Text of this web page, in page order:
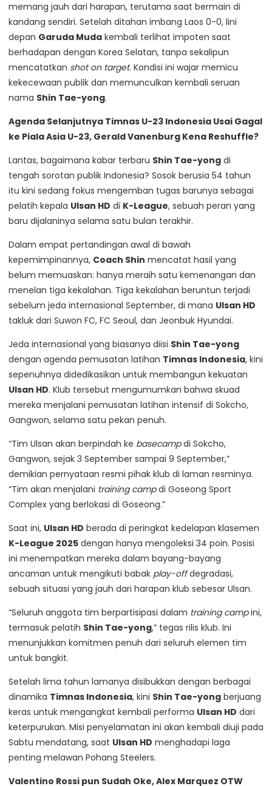
memang jauh dari harapan, terutama saat bermain di
kandang sendiri. Setelah ditahan imbang Laos 0-0, lini
depan Garuda Muda kembali terlihat impoten saat
berhadapan dengan Korea Selatan, tanpa sekalipun
mencatatkan shot on target. Kondisi ini wajar memicu
kekecewaan publik dan memunculkan kembali seruan
nama Shin Tae-yong.
Agenda Selanjutnya Timnas U-23 Indonesia Usai Gagal
ke Piala Asia U-23, Gerald Vanenburg Kena Reshuffle?
Lantas, bagaimana kabar terbaru Shin Tae-yong di
tengah sorotan publik Indonesia? Sosok berusia 54 tahun
itu kini sedang fokus mengemban tugas barunya sebagai
pelatih kepala Ulsan HD di K-League, sebuah peran yang
baru dijalaninya selama satu bulan terakhir.
Dalam empat pertandingan awal di bawah
kepemimpinannya, Coach Shin mencatat hasil yang
belum memuaskan: hanya meraih satu kemenangan dan
menelan tiga kekalahan. Tiga kekalahan beruntun terjadi
sebelum jeda internasional September, di mana Ulsan HD
takluk dari Suwon FC, FC Seoul, dan Jeonbuk Hyundai.
Jeda internasional yang biasanya diisi Shin Tae-yong
dengan agenda pemusatan latihan Timnas Indonesia, kini
sepenuhnya didedikasikan untuk membangun kekuatan
Ulsan HD. Klub tersebut mengumumkan bahwa skuad
mereka menjalani pemusatan latihan intensif di Sokcho,
Gangwon, selama satu pekan penuh.
“Tim Ulsan akan berpindah ke basecampdi Sokcho,
Gangwon, sejak 3 September sampai 9 September,”
demikian pernyataan resmi pihak klub di laman resminya.
“Tim akan menjalani training campdi Goseong Sport
Complex yang berlokasi di Goseong.”
Saat ini, Ulsan HD berada di peringkat kedelapan klasemen
K-League 2025 dengan hanya mengoleksi 34 poin. Posisi
ini menempatkan mereka dalam bayang-bayang
ancaman untuk mengikuti babak play-offdegradasi,
sebuah situasi yang jauh dari harapan klub sebesar Ulsan.
“Seluruh anggota tim berpartisipasi dalam training campini,
termasuk pelatih Shin Tae-yong,” tegas rilis klub. Ini
menunjukkan komitmen penuh dari seluruh elemen tim
untuk bangkit.
Setelah lima tahun lamanya disibukkan dengan berbagai
dinamika Timnas Indonesia, kini Shin Tae-yong berjuang
keras untuk mengangkat kembali performa Ulsan HD dari
keterpurukan. Misi penyelamatan ini akan kembali diuji pada
Sabtu mendatang, saat Ulsan HD menghadapi laga
penting melawan Pohang Steelers.
Valentino Rossi pun Sudah Oke, Alex Marquez OTW